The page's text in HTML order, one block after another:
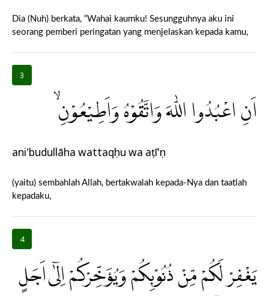
Dia (Nuh) berkata, “Wahai kaumku! Sesungguhnya aku ini
seorang pemberi peringatan yang menjelaskan kepada kamu,
3
اَنِ اعْبُدُوا اللّٰهَ وَاتَّقُوْهُ وَاَطِيْعُوْنِۙ
ani'budullāha wattaqụhu wa aṭī'ụn
(yaitu) sembahlah Allah, bertakwalah kepada-Nya dan taatlah
kepadaku,
4
يَغْفِرْ لَكُمْ مِّنْ ذُنُوْبِكُمْ وَيُؤَخِّرْكُمْ اِلٰٓى اَجَلٍ